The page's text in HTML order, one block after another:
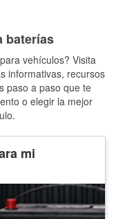
baterías
vehículos? Visita
informativas, recursos
paso a paso que te
o elegir la mejor
mi